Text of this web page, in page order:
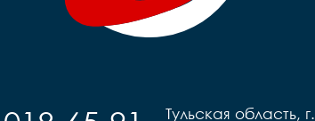
Тульская область, г.